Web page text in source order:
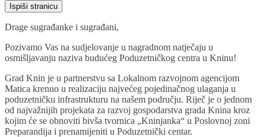
Ispiši stranicu
Drage sugrađanke i sugrađani,
Pozivamo Vas na sudjelovanje u nagradnom natječaju u
osmišljavanju naziva budućeg Poduzetničkog centra u Kninu!
Grad Knin je u partnerstvu sa Lokalnom razvojnom agencijom
Matica krenuo u realizaciju najvećeg pojedinačnog ulaganja u
poduzetničku infrastrukturu na našem području. Riječ je o jednom
od najvažnijih projekata za razvoj gospodarstva grada Knina kroz
kojim će se obnoviti bivša tvornica „Kninjanka“ u Poslovnoj zoni
Preparandija i prenamijeniti u Poduzetnički centar.